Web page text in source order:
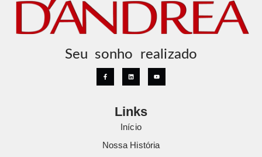
Seu sonho realizado
Links
Início
Nossa História